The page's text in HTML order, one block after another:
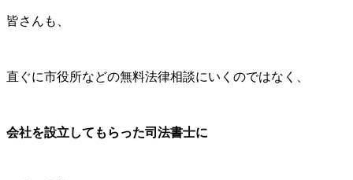
皆さんも、
直ぐに市役所などの無料法律相談にいくのではなく、
会社を設立してもらった司法書士に